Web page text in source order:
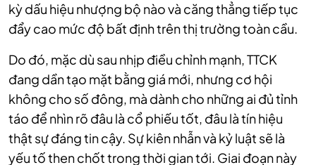
kỳ dấu hiệu nhượng bộ nào và căng thẳng tiếp tục
đẩy cao mức độ bất định trên thị trường toàn cầu.
Do đó, mặc dù sau nhịp điều chỉnh mạnh, TTCK
đang dần tạo mặt bằng giá mới, nhưng cơ hội
không cho số đông, mà dành cho những ai đủ tỉnh
táo để nhìn rõ đâu là cổ phiếu tốt, đâu là tín hiệu
thật sự đáng tin cậy. Sự kiên nhẫn và kỷ luật sẽ là
yếu tố then chốt trong thời gian tới. Giai đoạn này